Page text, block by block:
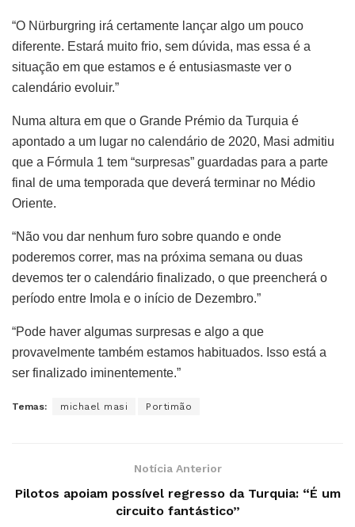
“O Nürburgring irá certamente lançar algo um pouco
diferente. Estará muito frio, sem dúvida, mas essa é a
situação em que estamos e é entusiasmaste ver o
calendário evoluir.”
Numa altura em que o Grande Prémio da Turquia é
apontado a um lugar no calendário de 2020, Masi admitiu
que a Fórmula 1 tem “surpresas” guardadas para a parte
final de uma temporada que deverá terminar no Médio
Oriente.
“Não vou dar nenhum furo sobre quando e onde
poderemos correr, mas na próxima semana ou duas
devemos ter o calendário finalizado, o que preencherá o
período entre Imola e o início de Dezembro.”
“Pode haver algumas surpresas e algo a que
provavelmente também estamos habituados. Isso está a
ser finalizado iminentemente.”
Temas: michael masi Portimão
Notícia Anterior
Pilotos apoiam possível regresso da Turquia: “É um
circuito fantástico”